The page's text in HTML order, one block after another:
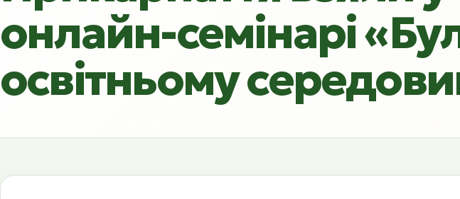
онлайн-семінарі
освітньому